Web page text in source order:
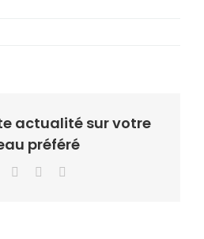
actualité sur votre
préféré
Facebook LinkedIn